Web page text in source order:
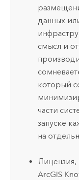
данных
смысл и
который
части
запуске
на
Лицензия,
ArcGIS